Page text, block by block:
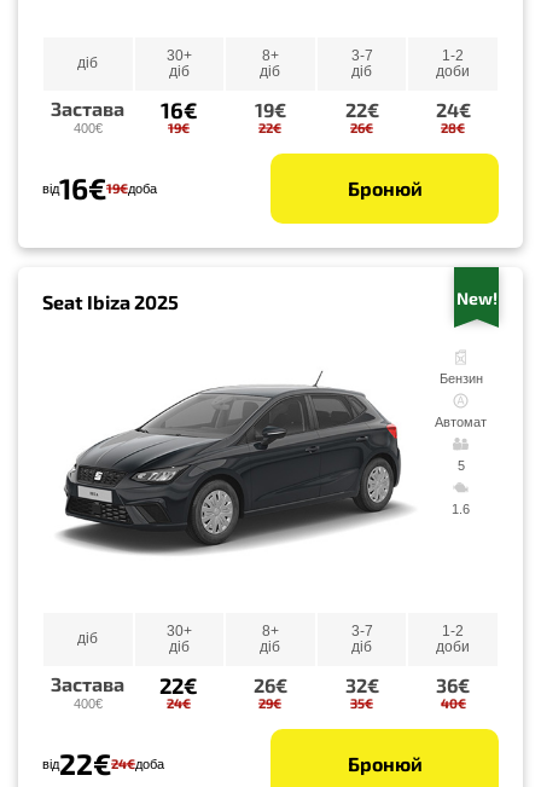
діб
30+
діб
8+
діб
3-7
діб
1-2
доби
Застава
400€
16€
19€
19€
22€
22€
26€
24€
28€
від16€19€доба Бронюй
Seat Ibiza 2025 New!
Бензин
Автомат
5
1.6
діб
30+
діб
8+
діб
3-7
діб
1-2
доби
Застава
400€
22€
24€
26€
29€
32€
35€
36€
40€
від22€24€доба Бронюй